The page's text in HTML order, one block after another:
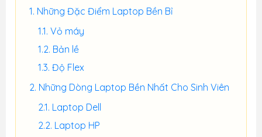
Những Đặc Điểm Laptop Bền Bỉ
Vỏ máy
Bản lề
Độ Flex
Những Dòng Laptop Bền Nhất Cho Sinh Viên
Laptop Dell
Laptop HP